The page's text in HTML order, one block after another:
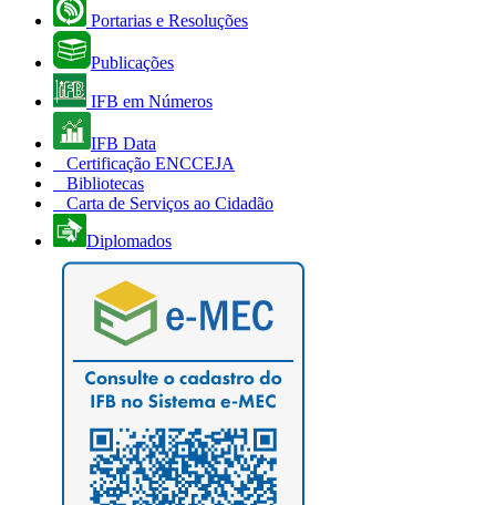
Portarias e Resoluções
Publicações
IFB em Números
IFB Data
Certificação ENCCEJA
Bibliotecas
Carta de Serviços ao Cidadão
Diplomados